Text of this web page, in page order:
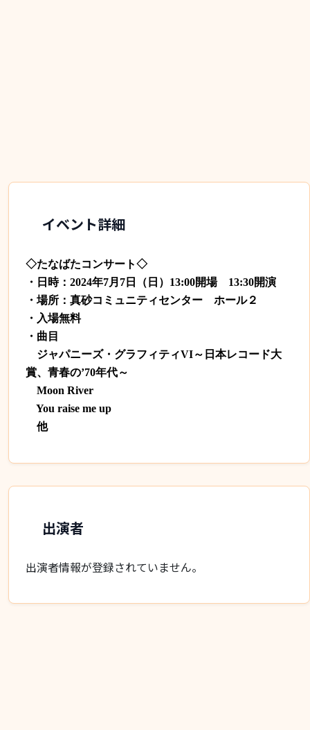
イベント詳細
◇たなばたコンサート◇
・日時：2024年7月7日（日）13:00開場 13:30開演
・場所：真砂コミュニティセンター ホール２
・入場無料
・曲目
ジャパニーズ・グラフィティVI～日本レコード大
賞、青春の’70年代～
Moon River
You raise me up
他
出演者
出演者情報が登録されていません。